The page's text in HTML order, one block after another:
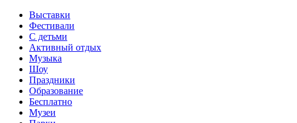
Выставки
Фестивали
С детьми
Активный отдых
Музыка
Шоу
Праздники
Образование
Бесплатно
Музеи